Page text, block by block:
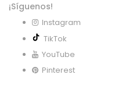
¡Síguenos!
Instagram
TikTok
YouTube
Pinterest